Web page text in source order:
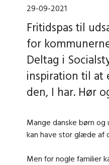
29-09-2021
Fritidspas til
for
Deltag i
inspiration til at
den, I har. Hør
Mange danske børn
kan have stor glæde af
Men for nogle familier